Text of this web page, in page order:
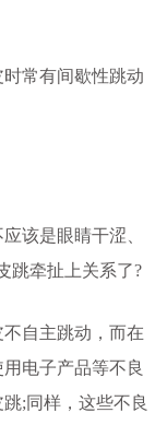
常有间歇性跳动
该是眼睛干涩、
跳牵扯上关系了?
自主跳动，而在
电子产品等不良
;同样，这些不良